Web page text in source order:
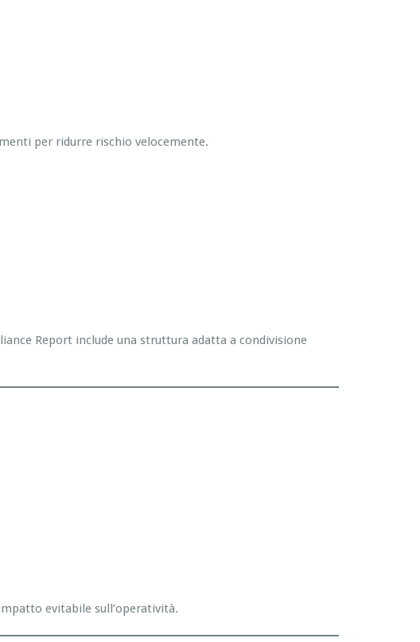
per ridurre rischio velocemente.
Report include una struttura adatta a condivisione
evitabile sull’operatività.